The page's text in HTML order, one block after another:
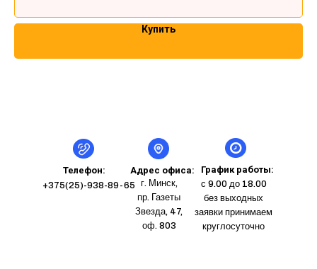
Купить
Адрес офиса:
г. Минск,
пр. Газеты
Звезда, 47,
оф. 803
Телефон: График работы:
+375(25)-938-89-65
с 9.00 до 18.00
без выходных
заявки принимаем
круглосуточно